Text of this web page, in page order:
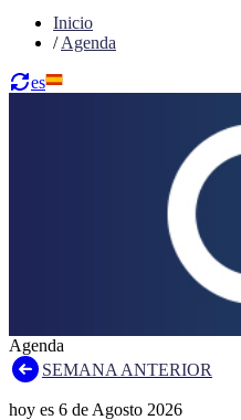
Inicio
/Agenda
es
Agenda
SEMANA ANTERIOR
hoy es 6 de Agosto 2026